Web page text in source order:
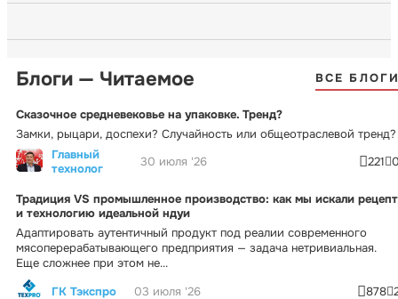
Блоги — Читаемое ВСЕ
Сказочное средневековье на упаковке. Тренд?
Замки, рыцари, доспехи? Случайность или общеотраслевой тренд?
Главный
технолог
30 июля '26 221
Традиция VS промышленное производство: как мы искали рецепт
и технологию идеальной ндуи
Адаптировать аутентичный продукт под реалии современного
мясоперерабатывающего предприятия — задача нетривиальная.
Еще сложнее при этом не...
ГК Тэкспро
03 июля '26 878